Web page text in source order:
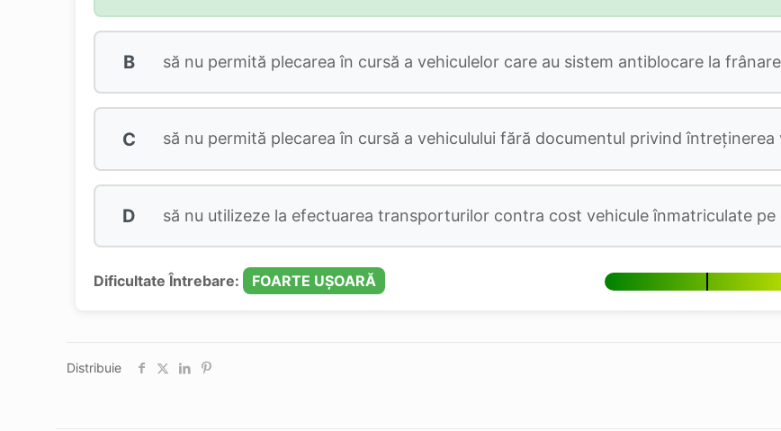
B să nu permită plecarea în cursă a vehiculelor care au sistem antiblocare la
C să nu permită plecarea în cursă a vehiculului fără documentul privind întreţinerea
D să nu utilizeze la efectuarea transporturilor contra cost vehicule înmatriculate
Dificultate Întrebare: FOARTE UȘOARĂ
Distribuie